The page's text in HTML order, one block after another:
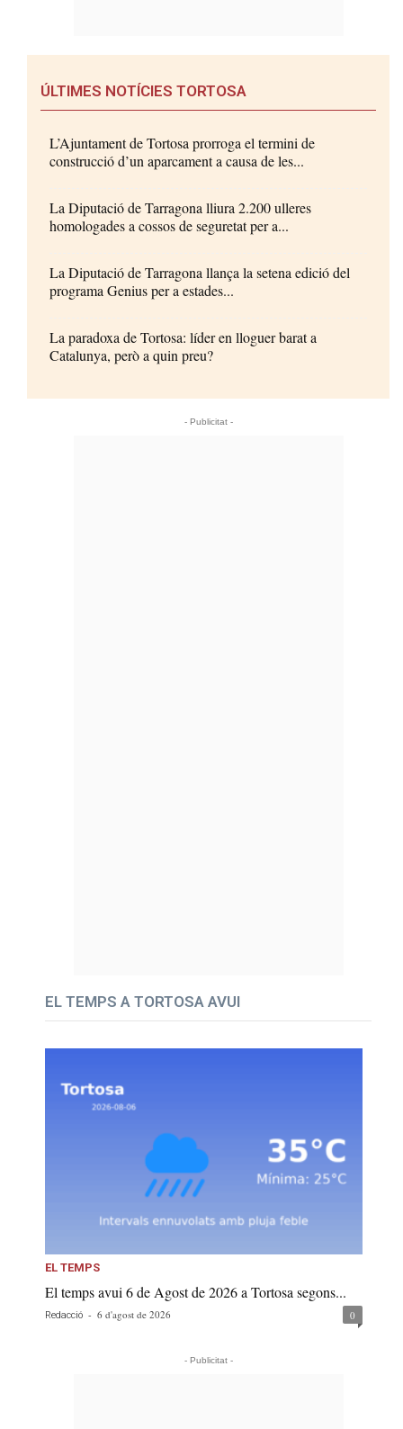
ÚLTIMES NOTÍCIES TORTOSA
L’Ajuntament de Tortosa prorroga el termini de
construcció d’un aparcament a causa de les...
La Diputació de Tarragona lliura 2.200 ulleres
homologades a cossos de seguretat per a...
La Diputació de Tarragona llança la setena edició del
programa Genius per a estades...
La paradoxa de Tortosa: líder en lloguer barat a
Catalunya, però a quin preu?
- Publicitat -
EL TEMPS A TORTOSA AVUI
EL TEMPS
El temps avui 6 de Agost de 2026 a Tortosa segons...
Redacció - 6 d'agost de 2026 0
- Publicitat -